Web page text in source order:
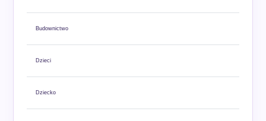
Budownictwo
Dzieci
Dziecko